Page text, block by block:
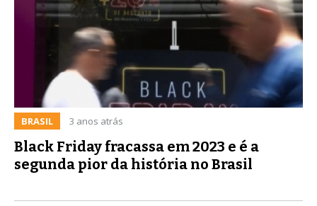
BRASIL 3 anos atrás
Black Friday fracassa em 2023 e é a
segunda pior da história no Brasil